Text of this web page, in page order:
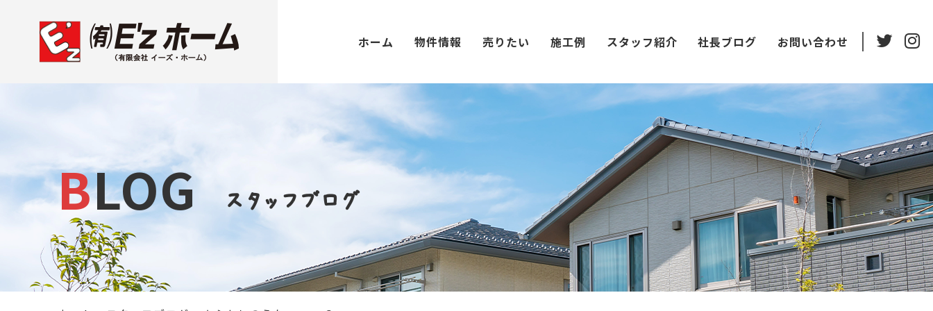
ホーム 物件情報 売りたい 施工例 スタッフ紹介 社長ブログ お問い合わせ
BLOG スタッフブログ